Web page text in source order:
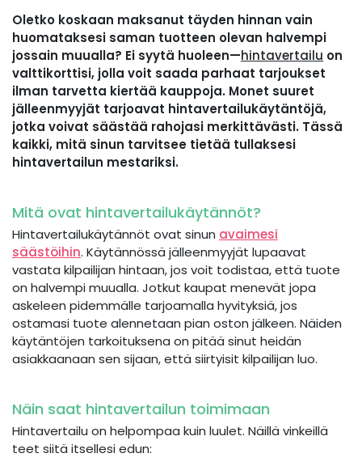
Oletko koskaan maksanut täyden hinnan vain
huomataksesi saman tuotteen olevan halvempi
jossain muualla? Ei syytä huoleen—hintavertailu on
valttikorttisi, jolla voit saada parhaat tarjoukset
ilman tarvetta kiertää kauppoja. Monet suuret
jälleenmyyjät tarjoavat hintavertailukäytäntöjä,
jotka voivat säästää rahojasi merkittävästi. Tässä
kaikki, mitä sinun tarvitsee tietää tullaksesi
hintavertailun mestariksi.
Mitä ovat hintavertailukäytännöt?
Hintavertailukäytännöt ovat sinun avaimesi
säästöihin. Käytännössä jälleenmyyjät lupaavat
vastata kilpailijan hintaan, jos voit todistaa, että tuote
on halvempi muualla. Jotkut kaupat menevät jopa
askeleen pidemmälle tarjoamalla hyvityksiä, jos
ostamasi tuote alennetaan pian oston jälkeen. Näiden
käytäntöjen tarkoituksena on pitää sinut heidän
asiakkaanaan sen sijaan, että siirtyisit kilpailijan luo.
Näin saat hintavertailun toimimaan
Hintavertailu on helpompaa kuin luulet. Näillä vinkeillä
teet siitä itsellesi edun: